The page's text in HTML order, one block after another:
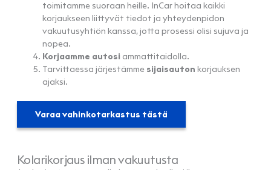
toimitamme suoraan heille. InCar hoitaa kaikki
korjaukseen liittyvät tiedot ja yhteydenpidon
vakuutusyhtiön kanssa, jotta prosessi olisi sujuva ja
nopea.
Korjaamme autosi ammattitaidolla.
Tarvittaessa järjestämme sijaisauton korjauksen
ajaksi.
Varaa vahinkotarkastus tästä
Kolarikorjaus ilman vakuutusta